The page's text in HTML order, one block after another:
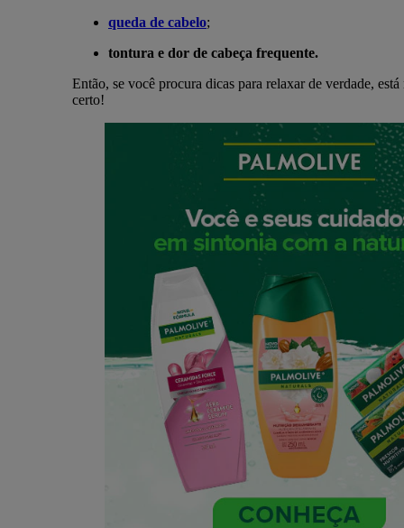
queda de cabelo;
tontura e dor de cabeça frequente.
Então, se você procura dicas para relaxar de verdade,
certo!